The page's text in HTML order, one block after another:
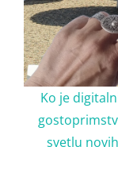
Ko je
svetlu